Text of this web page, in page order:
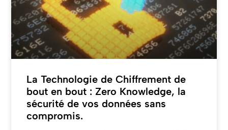
La Technologie de Chiffrement de
bout en bout : Zero Knowledge, la
sécurité de vos données sans
compromis.